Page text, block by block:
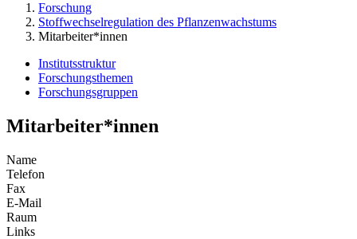
Forschung
Stoffwechselregulation des Pflanzenwachstums
Mitarbeiter*innen
Institutsstruktur
Forschungsthemen
Forschungsgruppen
Mitarbeiter*innen
Name
Telefon
Fax
E-Mail
Raum
Links